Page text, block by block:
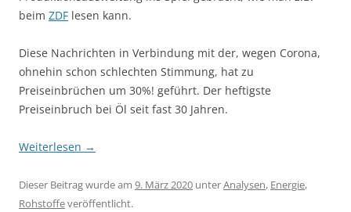
beim ZDF lesen kann.
Diese Nachrichten in Verbindung mit der, wegen Corona,
ohnehin schon schlechten Stimmung, hat zu
Preiseinbrüchen um 30%! geführt. Der heftigste
Preiseinbruch bei Öl seit fast 30 Jahren.
Weiterlesen →
Dieser Beitrag wurde am 9. März 2020 unterAnalysen, Energie,
Rohstoffeveröffentlicht.